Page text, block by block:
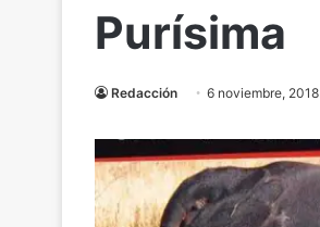
Purísima
Redacción 6 noviembre, 2018